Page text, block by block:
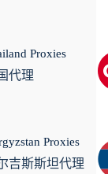
Proxies
代理
Proxies
吉斯斯坦代理